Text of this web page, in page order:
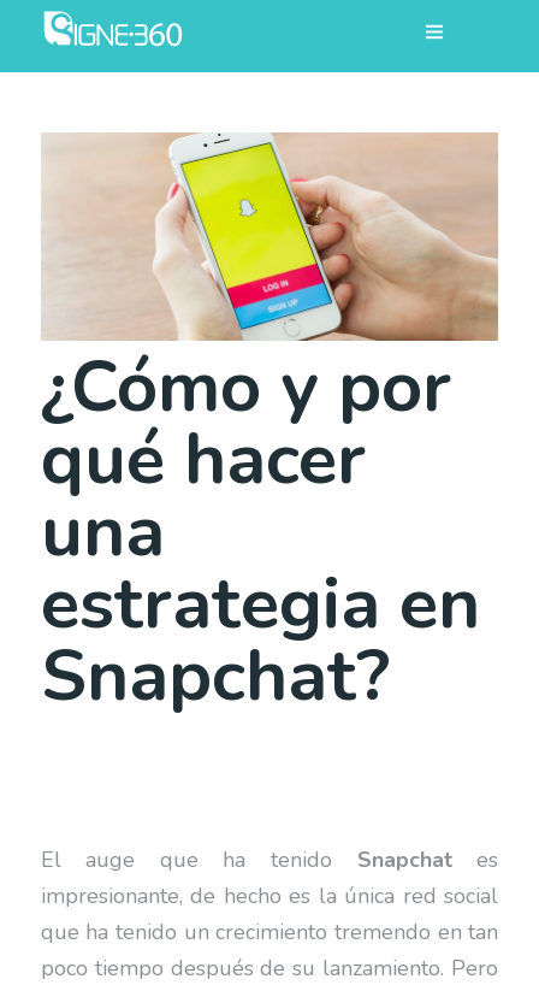
¿Cómo y por
qué hacer
una
estrategia en
Snapchat?
El auge que ha tenido Snapchates
impresionante, de hecho es la única red social
que ha tenido un crecimiento tremendo en tan
poco tiempo después de su lanzamiento. Pero